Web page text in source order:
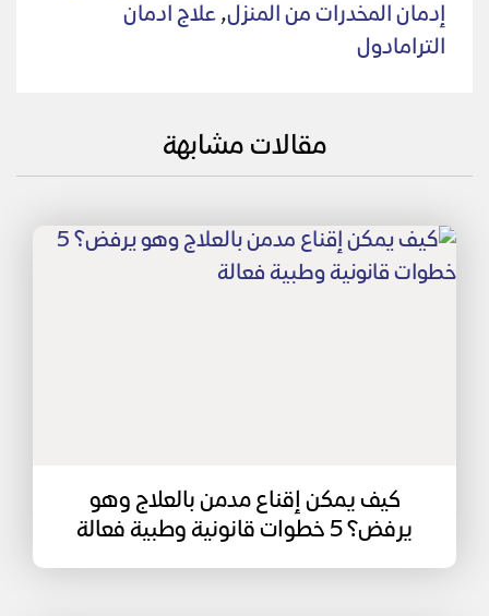
إدمان المخدرات من المنزل, علاج ادمان
الترامادول
مقالات مشابهة
كيف يمكن إقناع مدمن بالعلاج وهو
يرفض؟ 5 خطوات قانونية وطبية فعالة